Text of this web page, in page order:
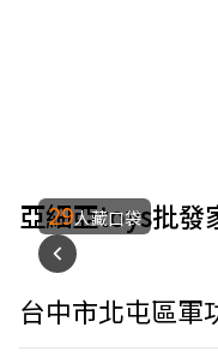
亞細亞toys批發
29人藏口袋
台中市北屯區軍